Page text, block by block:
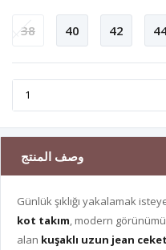
38 40 42
وصف المنتج
Günlük şıklığı yakalamak
kot takım , modern
alan kuşaklı uzun jean ceket